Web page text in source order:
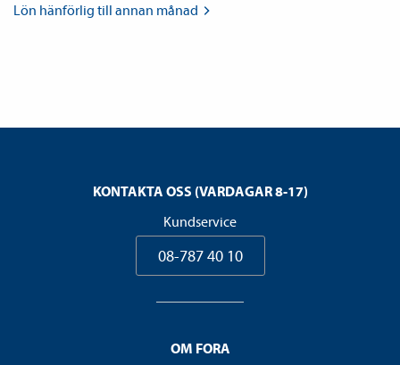
Lön hänförlig till annan månad
KONTAKTA OSS (VARDAGAR 8-17)
Kundservice
08-787 40 10
OM FORA